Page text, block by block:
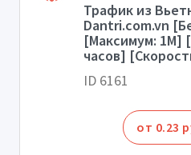
Трафик из
Dantri.com.vn
[Максимум: 1М]
часов]
ID 6161
от 0.23